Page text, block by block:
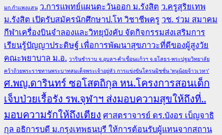
มก.กำแพงแสน ว.การแพทย์แผนตะวันออก ม.รังสิต ว.ครูสุริยเทพ
ม.รังสิต เปิดรับสมัครนักศึกษาป.โท วิชาชีพครู วช. ร่วม สมาคม
กีฬาเครื่องบินจำลองและวิทยุบังคับ จัดกิจกรรมส่งเสริมการ
เรียนรู้ปัญญาประดิษฐ์ เพื่อการพัฒนาสุขภาวะที่ดีของผู้สูงวัย
คณะพยาบาล ม.อ. วารินชำราบ จ.อุบลฯ-คำเขื่อนแก้วฯ จ.ยโสธร-พระปฐมวิทยาลัย
คว้าถ้วยพระราชทานพระบาทสมเด็จพระเจ้าอยู่หัว การแข่งขันโดรนมิชชั่น ‘หนูน้อยจ้าวเวหา’
ศ.พญ.ดารินทร์ ซอโสตถิกุล หน.โครงการสอนเด็ก
เจ็บป่วยเรื้อรัง รพ.จุฬาฯ ส่งมอบความสุขให้ถึงที่..
มอบความรักให้ถึงเตียง ศาสตราจารย์ ดร.บังอร เบ็ญจาธิ
กุล อธิการบดี ม.กรุงเทพธนบุรี ให้การต้อนรับผู้แทนจากสถาน